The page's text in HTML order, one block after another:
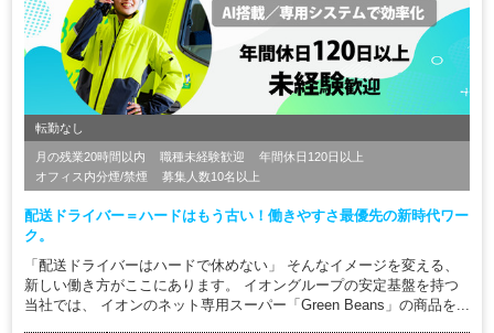
転勤なし
月の残業20時間以内 職種未経験歓迎
年間休日120日以上
オフィス内分煙/禁煙
募集人数10名以上
配送ドライバー＝ハードはもう古い！働きやすさ最優先の新時代ワー
ク。
「配送ドライバーはハードで休めない」 そんなイメージを変える、
新しい働き方がここにあります。 イオングループの安定基盤を持つ
当社では、 イオンのネット専用スーパー「Green Beans」の商品を...